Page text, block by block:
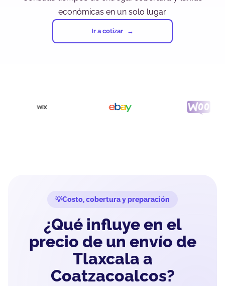
económicas en un solo lugar.
Ir a cotizar
Costo, cobertura y preparación
¿Qué influye en el
precio de un envío de
Tlaxcala a
Coatzacoalcos?